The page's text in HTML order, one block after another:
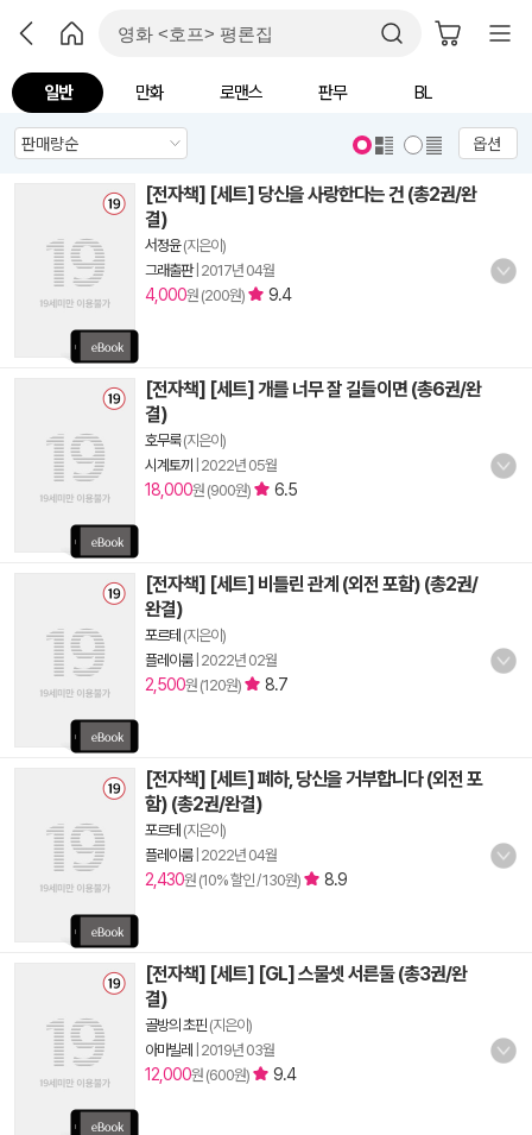
일반 만화 로맨스 판무 BL
옵션
[전자책] [세트] 당신을 사랑한다는 건 (총2권/완
결)
서정윤(지은이)
그래출판| 2017년 04월
4,000원 (200원) 9.4
[전자책] [세트] 개를 너무 잘 길들이면 (총6권/완
결)
호무룩(지은이)
시계토끼
2022년 05월
18,000원 (900원) 6.5
[전자책] [세트] 비틀린 관계 (외전 포함) (총2권/
완결)
포르테 (지은이)
플레이룸| 2022년 02월
2,500원 (120원) 8.7
[전자책] [세트] 폐하, 당신을 거부합니다 (외전 포
함) (총2권/완결)
포르테 (지은이)
플레이룸| 2022년 04월
2,430원 (10% 할인 / 130원) 8.9
[전자책] [세트] [GL] 스물셋 서른둘 (총3권/완
결)
골방의 초핀 (지은이)
아마빌레
2019년 03월
12,000원 (600원) 9.4